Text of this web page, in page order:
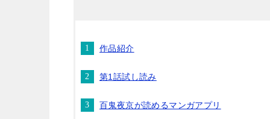
作品紹介
第1話試し読み
百鬼夜京が読めるマンガアプリ